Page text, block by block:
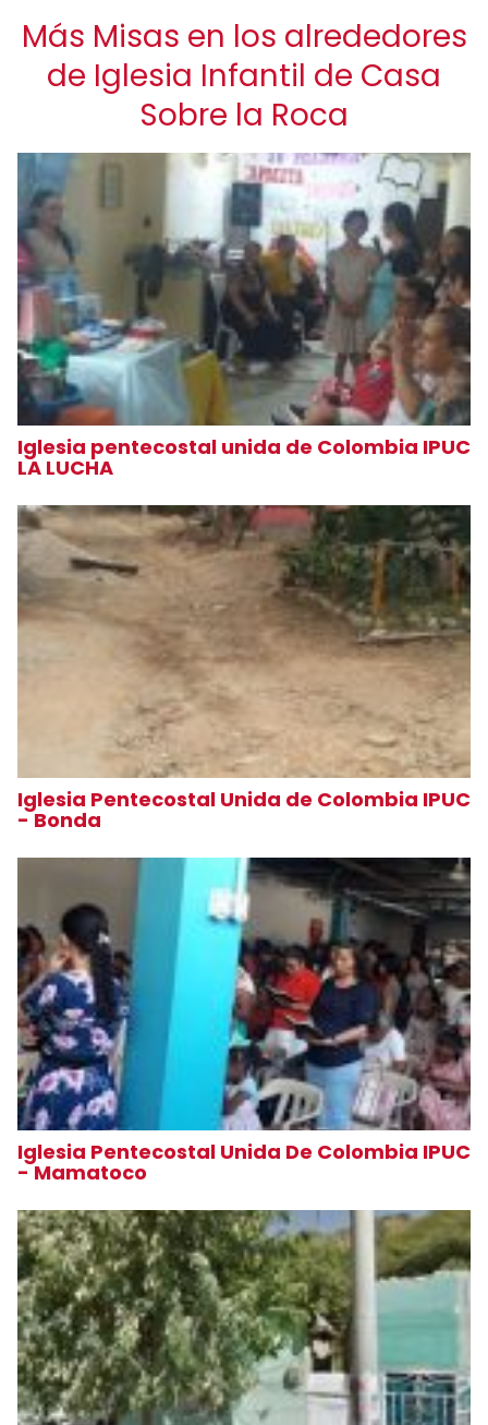
Más Misas en los alrededores
de Iglesia Infantil de Casa
Sobre la Roca
Iglesia pentecostal unida de Colombia IPUC
LA LUCHA
Iglesia Pentecostal Unida de Colombia IPUC
- Bonda
Iglesia Pentecostal Unida De Colombia IPUC
- Mamatoco